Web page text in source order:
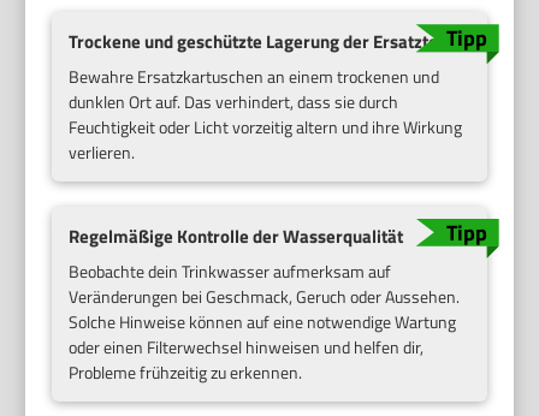
Trockene und geschützte Lagerung der Ersatzteile
Bewahre Ersatzkartuschen an einem trockenen und
dunklen Ort auf. Das verhindert, dass sie durch
Feuchtigkeit oder Licht vorzeitig altern und ihre Wirkung
verlieren.
Regelmäßige Kontrolle der Wasserqualität
Beobachte dein Trinkwasser aufmerksam auf
Veränderungen bei Geschmack, Geruch oder Aussehen.
Solche Hinweise können auf eine notwendige Wartung
oder einen Filterwechsel hinweisen und helfen dir,
Probleme frühzeitig zu erkennen.